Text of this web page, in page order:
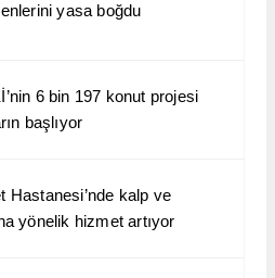
yasa boğdu
6 bin 197 konut projesi
başlıyor
Hastanesi’nde kalp ve
yönelik hizmet artıyor